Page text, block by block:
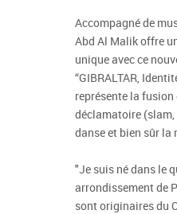
Accompagné de
Abd Al Malik offre
unique avec ce
“GIBRALTAR,
représente la fusion
déclamatoire
danse et bien sûr la
"Je suis né dans le
arrondissement de
sont originaires du